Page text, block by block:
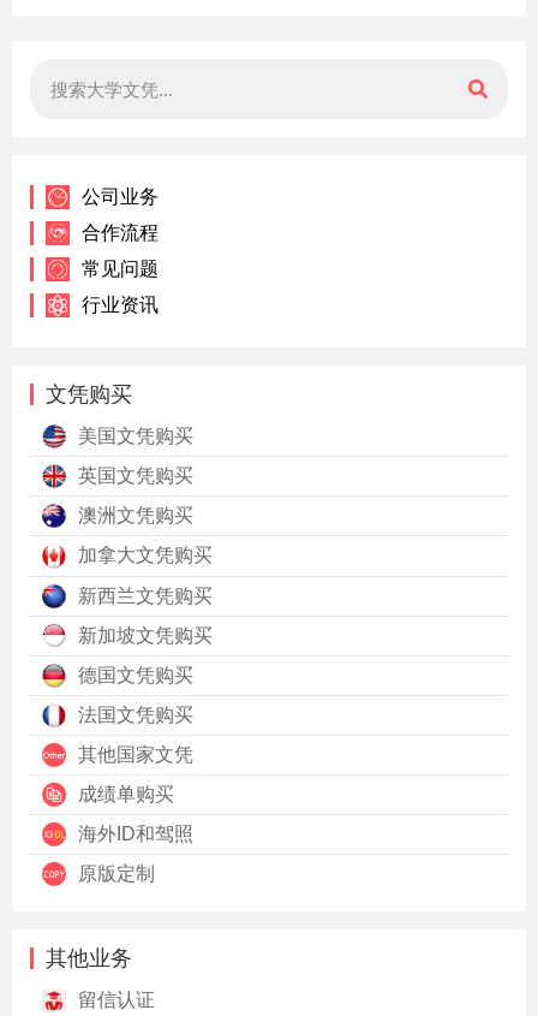
公司业务
合作流程
常见问题
行业资讯
文凭购买
美国文凭购买
英国文凭购买
澳洲文凭购买
加拿大文凭购买
新西兰文凭购买
新加坡文凭购买
德国文凭购买
法国文凭购买
其他国家文凭
成绩单购买
海外ID和驾照
原版定制
其他业务
留信认证